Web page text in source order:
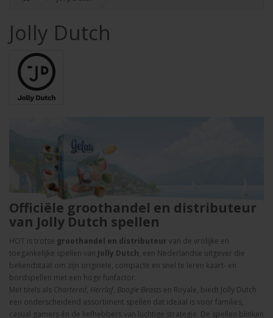
Jolly Dutch
Officiële groothandel en distributeur
van Jolly Dutch spellen
HOT istrotse groothandel en distributeur van de vrolijke en
toegankelijke spellen van Jolly Dutch, een Nederlandse uitgever die
bekendstaat om zijn originele, compacte en snel te leren kaart- en
bordspellen met een hoge funfactor.
Met titels als Chartered, Herrlof, Boogie Beasts en Royale, biedt Jolly Dutch
een onderscheidend assortiment spellen dat ideaal isvoor families,
casual gamers én de liefhebbersvan luchtige strategie. De spellen blinken